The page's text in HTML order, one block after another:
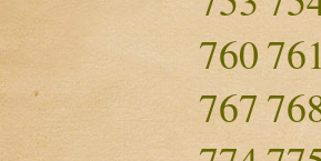
760
767